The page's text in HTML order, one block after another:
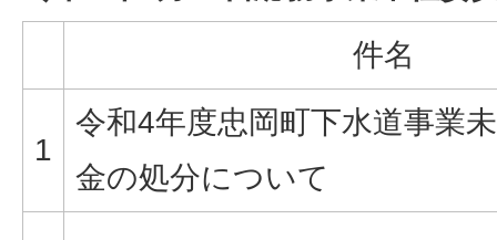
件名
1
令和4年度忠岡町下水道事業
金の処分について